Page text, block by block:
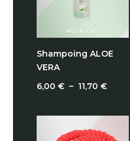
Shampoing ALOE
VERA
6,00€ – 11,70€Plage
prix :
6,00 €